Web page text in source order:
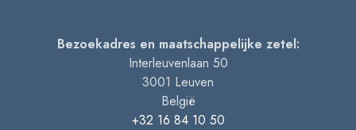
Bezoekadres en maatschappelijke zetel:
Interleuvenlaan 50
3001 Leuven
België
+32 16 84 10 50